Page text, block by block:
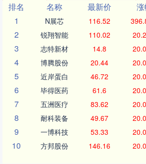
排名
名称 最新价
1
N展芯 116.52
2 锐翔智能 110.02
3 志特新材 14.8
4 博腾股份 20.44
5 近岸蛋白 46.72
6 毕得医药 61.6
7 五洲医疗 83.62
8 耐科装备 49.67
9 一博科技 53.33
10 方邦股份 146.16